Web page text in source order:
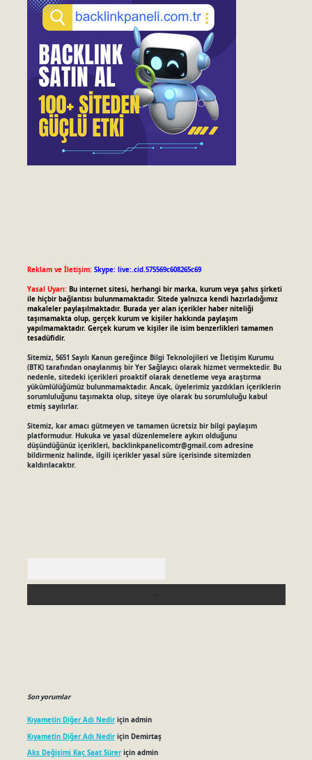
Reklam ve İletişim: Skype: live:.cid.575569c608265c69
Yasal Uyarı: Bu internet sitesi, herhangi bir marka, kurum veya şahıs şirketi
ile hiçbir bağlantısı bulunmamaktadır. Sitede yalnızca kendi hazırladığımız
makaleler paylaşılmaktadır. Burada yer alan içerikler haber niteliği
taşımamakta olup, gerçek kurum ve kişiler hakkında paylaşım
yapılmamaktadır. Gerçek kurum ve kişiler ile isim benzerlikleri tamamen
tesadüfidir.
Sitemiz, 5651 Sayılı Kanun gereğince Bilgi Teknolojileri ve İletişim Kurumu
(BTK) tarafından onaylanmış bir Yer Sağlayıcı olarak hizmet vermektedir. Bu
nedenle, sitedeki içerikleri proaktif olarak denetleme veya araştırma
yükümlülüğümüz bulunmamaktadır. Ancak, üyelerimiz yazdıkları içeriklerin
sorumluluğunu taşımakta olup, siteye üye olarak bu sorumluluğu kabul
etmiş sayılırlar.
Sitemiz, kar amacı gütmeyen ve tamamen ücretsiz bir bilgi paylaşım
platformudur. Hukuka ve yasal düzenlemelere aykırı olduğunu
düşündüğünüz içerikleri, backlinkpanelicomtr@gmail.comadresine
bildirmeniz halinde, ilgili içerikler yasal süre içerisinde sitemizden
kaldırılacaktır.
Son yorumlar
Kıyametin Diğer Adı Nediriçin admin
Kıyametin Diğer Adı Nediriçin Demirtaş
Aks Değişimi Kaç Saat Süreriçin admin